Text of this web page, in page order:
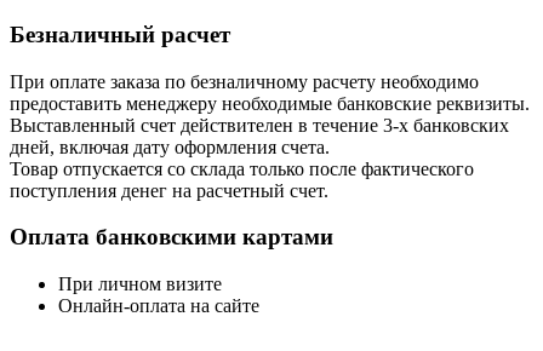
Безналичный расчет
При оплате заказа по безналичному расчету необходимо
предоставить менеджеру необходимые банковские реквизиты.
Выставленный счет действителен в течение 3-х банковских
дней, включая дату оформления cчета.
Товар отпускается со склада только после фактического
поступления денег на расчетный счет.
Оплата банковскими картами
При личном визите
Онлайн-оплата на сайте